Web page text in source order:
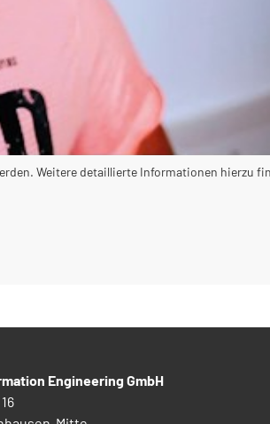
Weitere detaillierte Informationen hierzu
Engineering GmbH